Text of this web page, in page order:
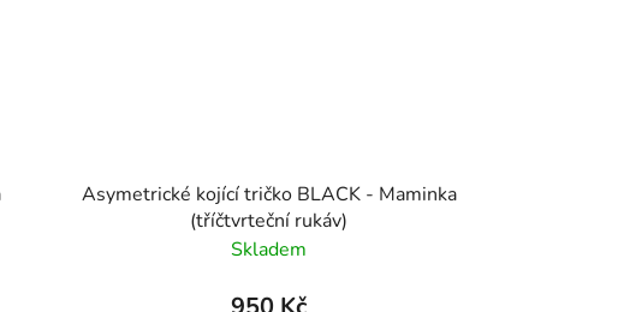
Asymetrické kojící tričko BLACK - Maminka
(tříčtvrteční rukáv)
Skladem